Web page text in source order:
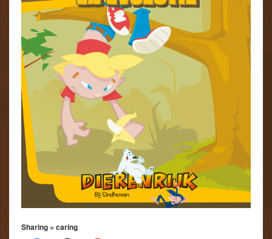
Sharing = caring